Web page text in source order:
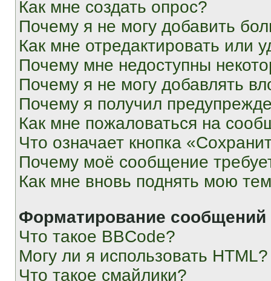
Как мне создать опрос?
Почему я не могу добавить
Как мне отредактировать или
Почему мне недоступны
Почему я не могу добавлять
Почему я получил
Как мне пожаловаться на
Что означает кнопка
Почему моё сообщение
Как мне вновь поднять мою
Форматирование
Что такое BBCode?
Могу ли я использовать HTML?
Что такое смайлики?